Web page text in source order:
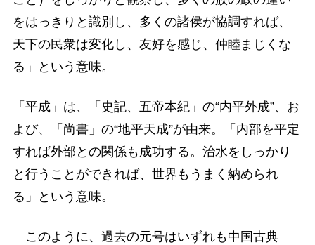
をはっきりと識別し、多くの諸侯が協調すれば、
天下の民衆は変化し、友好を感じ、仲睦まじくな
る」という意味。
「平成」は、「史記、五帝本紀」の“内平外成”、お
よび、「尚書」の“地平天成”が由来。「内部を平定
すれば外部との関係も成功する。治水をしっかり
と行うことができれば、世界もうまく納められ
る」という意味。
このように、過去の元号はいずれも中国古典